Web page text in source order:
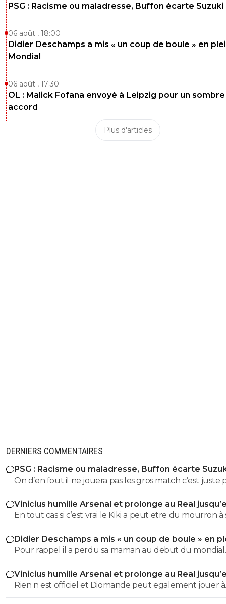
PSG : Racisme ou maladresse, Buffon écarte Suzuki
06 août , 18:00
Didier Deschamps a mis « un coup de boule » en
Mondial
06 août , 17:30
OL : Malick Fofana envoyé à Leipzig pour un sombre
accord
Plus d'articles
DERNIERS COMMENTAIRES
PSG : Racisme ou maladresse, Buffon écarte
On d’en fout il ne jouera pas les gros match c’est juste
vendre des maillots en Asie Kang in lee style
Vinicius humilie Arsenal et prolonge au Real
2032
En tout cas si c’est vrai le Kiki a peut etre du mourron à
faire car le vinitius c’est juste un artiste. Les sprinters
défendent pas risquent de passer de mode surtout
l’autre fou du Portugal ...
Didier Deschamps a mis « un coup de boule » en
Mondial
Pour rappel il a perdu sa maman au debut du mondial.
Qu'on le laisse tranquille
Vinicius humilie Arsenal et prolonge au Real
2032
Rien n est officiel et Diomande peut egalement jouer à
droite